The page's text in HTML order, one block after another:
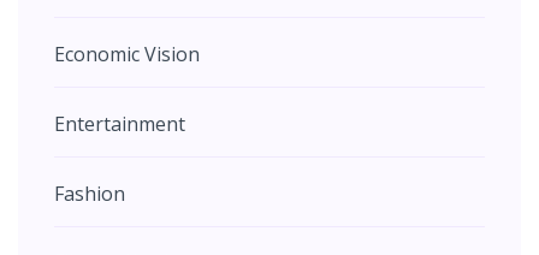
Economic Vision
Entertainment
Fashion